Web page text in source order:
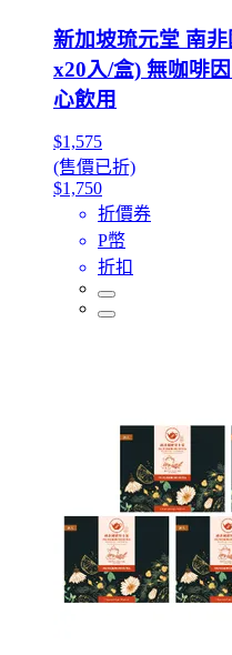
新加坡琉元堂 南
x20入/盒) 無咖啡
心飲用
$1,575
(售價已折)
$1,750
折價券
P幣
折扣